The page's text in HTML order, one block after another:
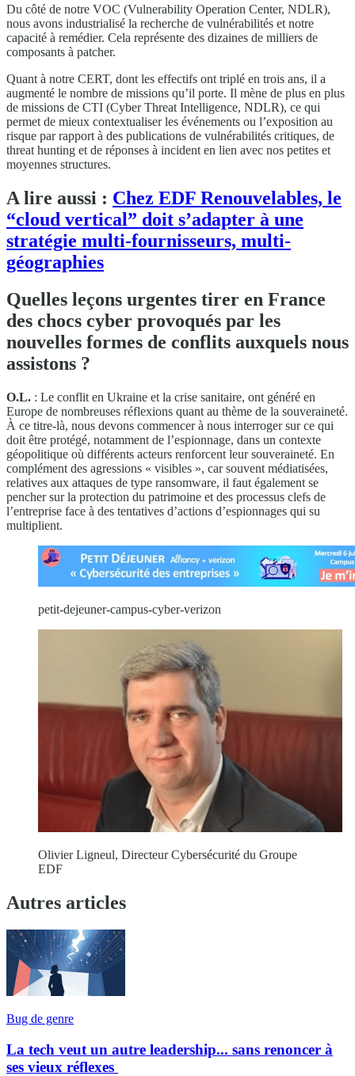
Du côté de notre VOC (Vulnerability Operation Center, NDLR),
nous avons industrialisé la recherche de vulnérabilités et notre
capacité à remédier. Cela représente des dizaines de milliers de
composants à patcher.
Quant à notre CERT, dont les effectifs ont triplé en trois ans, il a
augmenté le nombre de missions qu’il porte. Il mène de plus en plus
de missions de CTI (Cyber Threat Intelligence, NDLR), ce qui
permet de mieux contextualiser les événements ou l’exposition au
risque par rapport à des publications de vulnérabilités critiques, de
threat hunting et de réponses à incident en lien avec nos petites et
moyennes structures.
A lire aussi : Chez EDF Renouvelables, le
“cloud vertical” doit s’adapter à une
stratégie multi-fournisseurs, multi-
géographies
Quelles leçons urgentes tirer en France
des chocs cyber provoqués par les
nouvelles formes de conflits auxquels nous
assistons ?
O.L. : Le conflit en Ukraine et la crise sanitaire, ont généré en
Europe de nombreuses réflexions quant au thème de la souveraineté.
À ce titre-là, nous devons commencer à nous interroger sur ce qui
doit être protégé, notamment de l’espionnage, dans un contexte
géopolitique où différents acteurs renforcent leur souveraineté. En
complément des agressions « visibles », car souvent médiatisées,
relatives aux attaques de type ransomware, il faut également se
pencher sur la protection du patrimoine et des processus clefs de
l’entreprise face à des tentatives d’actions d’espionnages qui su
multiplient.
petit-dejeuner-campus-cyber-verizon
Olivier Ligneul, Directeur Cybersécurité du Groupe
EDF
Autres articles
Bug de genre
La tech veut un autre leadership... sans renoncer à
ses vieux réflexes